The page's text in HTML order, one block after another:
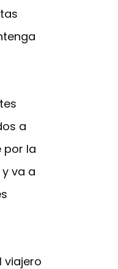
a
por la
va a
viajero